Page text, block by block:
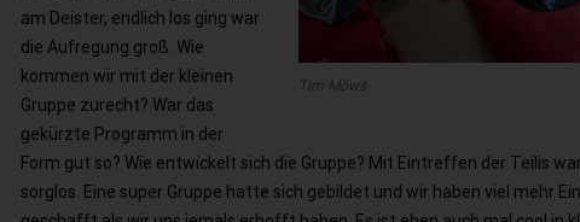
Tim Möws
am Deister, endlich los ging war
die Aufregung groß. Wie
kommen wir mit der kleinen
Gruppe zurecht? War das
gekürzte Programm in der
Form gut so? Wie entwickelt sich die Gruppe? Mit Eintreffen der Teilis
sorglos. Eine super Gruppe hatte sich gebildet und wir haben viel mehr